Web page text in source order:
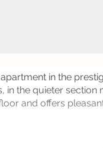
in the
in the quieter section
and offers